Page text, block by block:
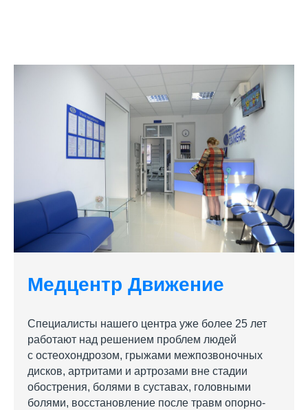
Медцентр Движение
Специалисты нашего центра уже более 25 лет
работают над решением проблем людей
с остеохондрозом, грыжами межпозвоночных
дисков, артритами и артрозами вне стадии
обострения, болями в суставах, головными
болями, восстановление после травм опорно-